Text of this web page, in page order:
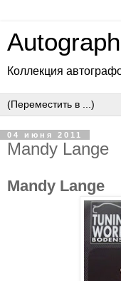
Коллекция
04 июня 2011
Mandy Lange
Mandy Lange